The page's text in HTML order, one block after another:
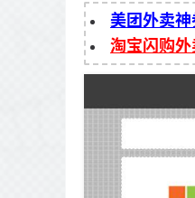
美团外卖
淘宝闪购